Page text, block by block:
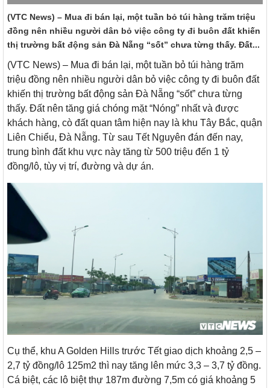
(VTC News) – Mua đi bán lại, một tuần bỏ túi hàng trăm triệu
đồng nên nhiều người dân bỏ việc công ty đi buôn đất khiến
thị trường bất động sản Đà Nẵng “sốt” chưa từng thấy. Đất...
(VTC News) – Mua đi bán lại, một tuần bỏ túi hàng trăm
triệu đồng nên nhiều người dân bỏ việc công ty đi buôn đất
khiến thị trường bất động sản Đà Nẵng “sốt” chưa từng
thấy. Đất nên tăng giá chóng mặt “Nóng” nhất và được
khách hàng, cò đất quan tâm hiện nay là khu Tây Bắc, quận
Liên Chiểu, Đà Nẵng. Từ sau Tết Nguyên đán đến nay,
trung bình đất khu vực này tăng từ 500 triệu đến 1 tỷ
đồng/lô, tùy vị trí, đường và dự án.
Cụ thể, khu A Golden Hills trước Tết giao dịch khoảng 2,5 –
2,7 tỷ đồng/lô 125m2 thì nay tăng lên mức 3,3 – 3,7 tỷ đồng.
Cá biệt, các lô biệt thự 187m đường 7,5m có giá khoảng 5